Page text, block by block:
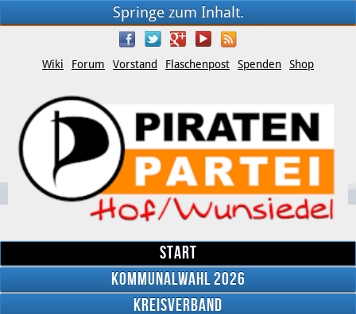
Springe zum Inhalt.
Wiki Forum Vorstand Flaschenpost Spenden Shop
Start
Kommunalwahl 2026
Kreisverband